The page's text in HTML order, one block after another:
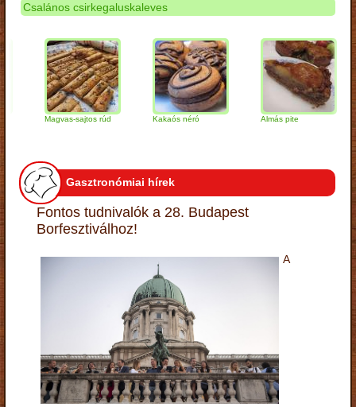
Csalános csirkegaluskaleves
Magvas-sajtos rúd Kakaós néró Almás pite
Gasztronómiai hírek
Fontos tudnivalók a 28. Budapest
Borfesztiválhoz!
A